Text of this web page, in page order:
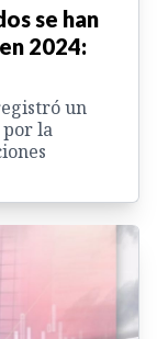
se han
2024:
un
la